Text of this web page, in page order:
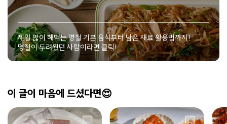
제일 많이 해먹는 명절 기본 음식부터 남은 재료 활용법까지!
명절이 두려웠던 사람이라면 클릭!
이 글이 마음에 드셨다면😍